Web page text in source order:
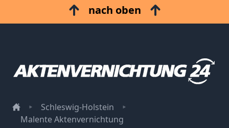
nach oben
Schleswig-Holstein
Malente Aktenvernichtung